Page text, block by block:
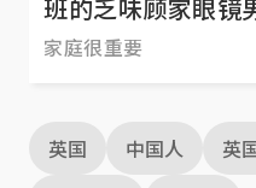
班的乏味顾家眼镜
家庭很重要
英国 中国人 英